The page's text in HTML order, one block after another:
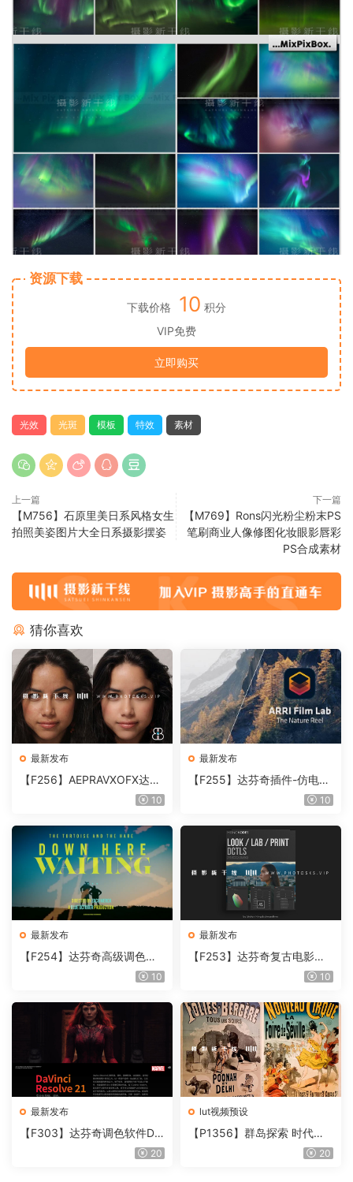
资源下载
下载价格 10 积分
VIP免费
立即购买
光效 光斑 模板 特效 素材
上一篇
【M756】石原里美日系风格女生
拍照美姿图片大全日系摄影摆姿
下一篇
【M769】Rons闪光粉尘粉末PS
笔刷商业人像修图化妆眼影唇彩
PS合成素材
猜你喜欢
最新发布
【F256】AEPRAVXOFX达芬
奇视频人像磨皮润肤美颜插件
10
最新发布
【F255】达芬奇插件-仿电影
胶片视频调色插件 ARRI Film
10
最新发布
【F254】达芬奇高级调色插
件 Contour V2.2.2 WinMac10
最新发布
【F253】达芬奇复古电影胶
片质感DCTL节点调色预设 M
T V4.0
10
最新发布
【F303】达芬奇调色软件Da
Vinci Resolve Studio21.0.320
lut视频预设
【P1356】群岛探索 时代马
戏团 – QUEST 60 调色预设A
20